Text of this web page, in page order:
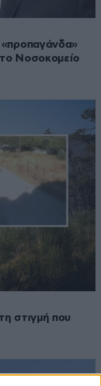
Νοσοκομείο
στιγμή που